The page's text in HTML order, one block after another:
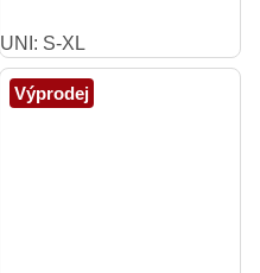
UNI: S-XL
Výprodej